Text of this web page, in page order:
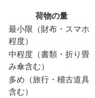
荷物の量
最小限（財布・スマホ
程度）
中程度（書類・折り畳
み傘含む）
多め（旅行・稽古道具
含む）